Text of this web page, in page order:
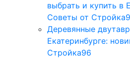
выбрать и купить в
Советы от
Деревянные
Екатеринбурге:
Стройка96